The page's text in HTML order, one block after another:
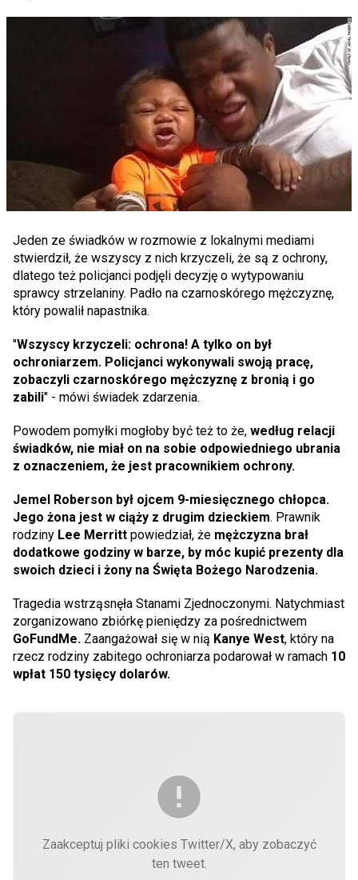
Jeden ze świadków w rozmowie z lokalnymi mediami
stwierdził, że wszyscy z nich krzyczeli, że są z ochrony,
dlatego też policjanci podjęli decyzję o wytypowaniu
sprawcy strzelaniny. Padło na czarnoskórego mężczyznę,
który powalił napastnika.
"Wszyscy krzyczeli: ochrona! A tylko on był
ochroniarzem. Policjanci wykonywali swoją pracę,
zobaczyli czarnoskórego mężczyznę z bronią i go
zabili" - mówi świadek zdarzenia.
Powodem pomyłki mogłoby być też to że, według relacji
świadków, nie miał on na sobie odpowiedniego ubrania
z oznaczeniem, że jest pracownikiem ochrony.
Jemel Roberson był ojcem 9-miesięcznego chłopca.
Jego żona jest w ciąży z drugim dzieckiem. Prawnik
rodziny Lee Merritt powiedział, że mężczyzna brał
dodatkowe godziny w barze, by móc kupić prezenty dla
swoich dzieci i żony na Święta Bożego Narodzenia.
Tragedia wstrząsnęła Stanami Zjednoczonymi. Natychmiast
zorganizowano zbiórkę pieniędzy za pośrednictwem
GoFundMe. Zaangażował się w nią Kanye West, który na
rzecz rodziny zabitego ochroniarza podarował w ramach 10
wpłat 150 tysięcy dolarów.
Zaakceptuj pliki cookies Twitter/X, aby zobaczyć
ten tweet.